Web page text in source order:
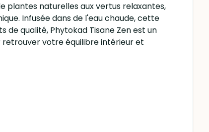
plantes naturelles aux vertus relaxantes,
Infusée dans de l'eau chaude, cette
qualité, Phytokad Tisane Zen est un
votre équilibre intérieur et